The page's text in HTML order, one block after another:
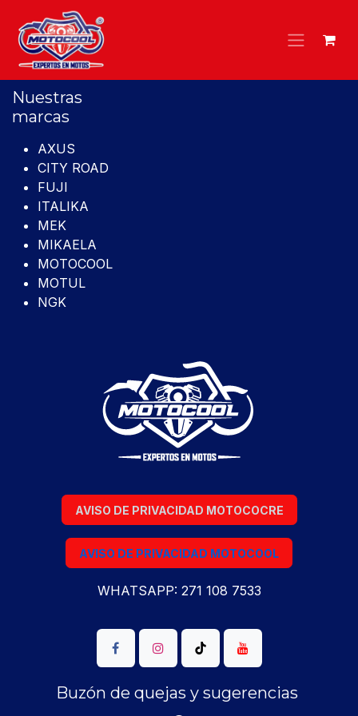
Ir al contenido
Nuestras
marcas
AXUS
CITY ROAD
FUJI
ITALIKA
MEK
MIKAELA
MOTOCOOL
MOTUL
NGK
AVISO DE PRIVACIDAD MOTOCOCRE
AVISO DE PRIVACIDAD MOTOCOOL
WHATSAPP: 271 108 7533
Buzón de quejas y sugerencias